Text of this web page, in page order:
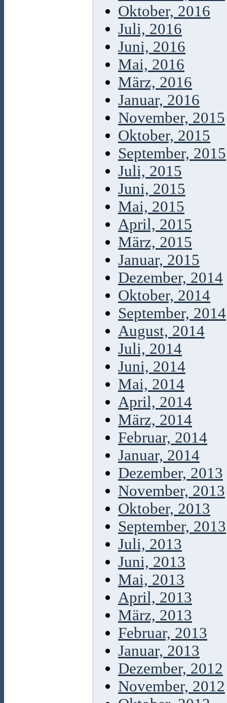
Oktober, 2016
Juli, 2016
Juni, 2016
Mai, 2016
März, 2016
Januar, 2016
November, 2015
Oktober, 2015
September, 2015
Juli, 2015
Juni, 2015
Mai, 2015
April, 2015
März, 2015
Januar, 2015
Dezember, 2014
Oktober, 2014
September, 2014
August, 2014
Juli, 2014
Juni, 2014
Mai, 2014
April, 2014
März, 2014
Februar, 2014
Januar, 2014
Dezember, 2013
November, 2013
Oktober, 2013
September, 2013
Juli, 2013
Juni, 2013
Mai, 2013
April, 2013
März, 2013
Februar, 2013
Januar, 2013
Dezember, 2012
November, 2012